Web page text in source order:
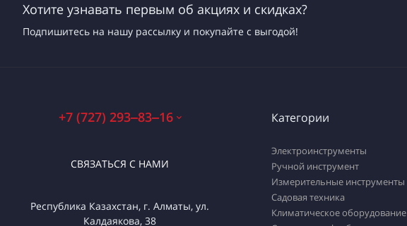
Хотите узнавать первым об акциях и скидках?
Подпишитесь на нашу рассылку и покупайте с выгодой!
+7 (727) 293‒83‒16
СВЯЗАТЬСЯ С НАМИ
Республика Казахстан, г. Алматы, ул.
Калдаякова, 38
Категории
Электроинструменты
Ручной инструмент
Измерительные инструменты
Садовая техника
Климатическое оборудование